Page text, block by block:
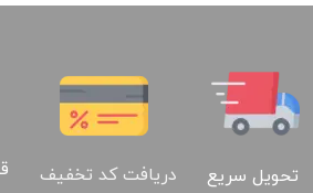
تحویل سریع دریافت کد تخفیف